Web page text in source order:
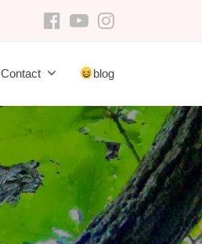
FB youtubeInstagram
Contact blog